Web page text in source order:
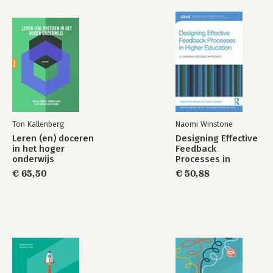
ontwikkelen van een professionele cultuur in een lerende
onderwijsorganisatie.
Ton Kallenberg
Leren (en) doceren
in het hoger
onderwijs
€ 65,50
Naomi Winstone
Designing Effective
Feedback
Processes in
Higher Education
€ 50,88